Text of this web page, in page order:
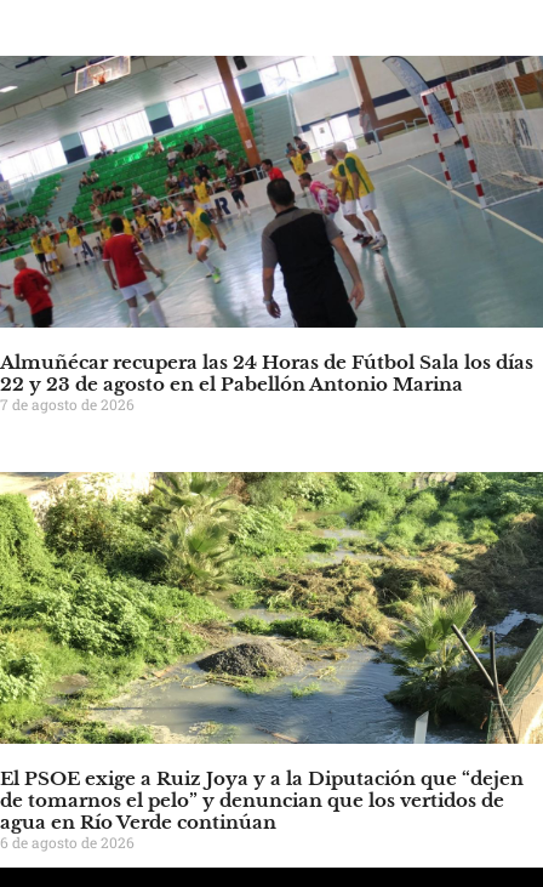
Almuñécar recupera las 24 Horas de Fútbol Sala los días
22 y 23 de agosto en el Pabellón Antonio Marina
7 de agosto de 2026
El PSOE exige a Ruiz Joya y a la Diputación que “dejen
de tomarnos el pelo” y denuncian que los vertidos de
agua en Río Verde continúan
6 de agosto de 2026